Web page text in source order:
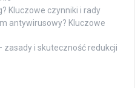
Kluczowe czynniki i rady
antywirusowy? Kluczowe
zasady i skuteczność redukcji